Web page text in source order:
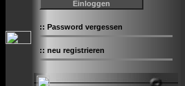
:: Password vergessen
:: neu registrieren